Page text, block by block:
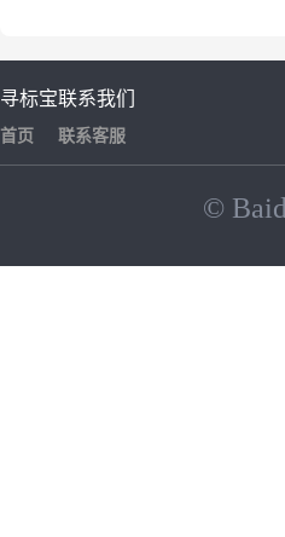
寻标宝
首页
联系我们
联系客服
©